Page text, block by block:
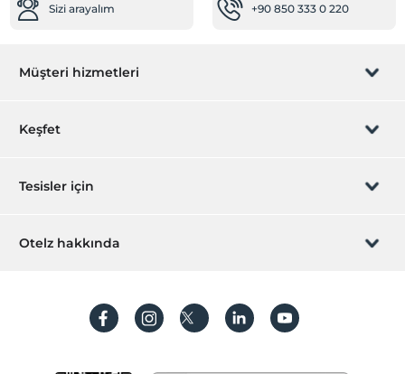
Sizi arayalım +90 850 333 0 220
Müşteri hizmetleri
Rezervasyon yönet
Sıkça sorulan sorular
Keşfet
Hediye Kart
Hesap oluştur
Tesisler için
Hemen tesisinizi ekleyin
Otelz hakkında